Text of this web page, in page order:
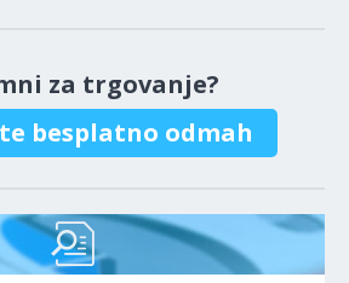
za trgovanje?
besplatno odmah